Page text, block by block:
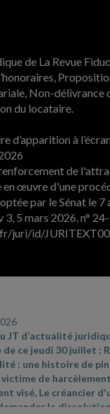
de La Revue
Non-délivrance
du locataire.
d’apparition à
de
en œuvre d'une
par le Sénat le 7
3, 5 mars 2026, n°
juri/id/
JT d’actualité
de ce jeudi 30 juillet :
: une histoire de
de
visé, Le créancier
la